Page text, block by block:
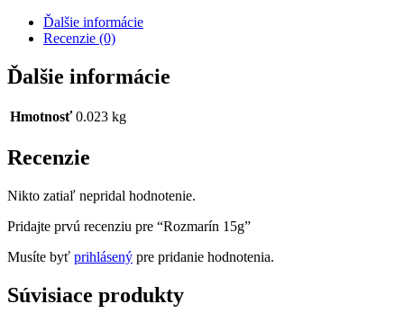
Ďalšie informácie
Recenzie (0)
Ďalšie informácie
Hmotnosť 0.023 kg
Recenzie
Nikto zatiaľ nepridal hodnotenie.
Pridajte prvú recenziu pre “Rozmarín 15g”
Musíte byť prihlásený pre pridanie hodnotenia.
Súvisiace produkty